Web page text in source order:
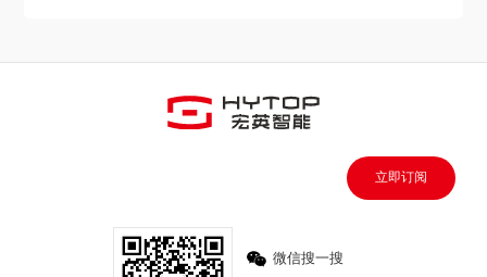
立即订阅
微信搜一搜